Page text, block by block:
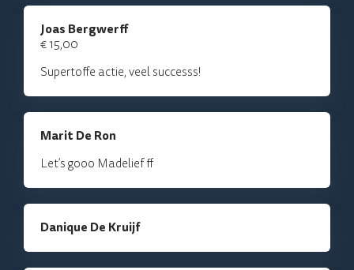
Joas Bergwerff
€ 15,00
Supertoffe actie, veel successs!
Marit De Ron
Let’s gooo Madelief ff
Danique De Kruijf